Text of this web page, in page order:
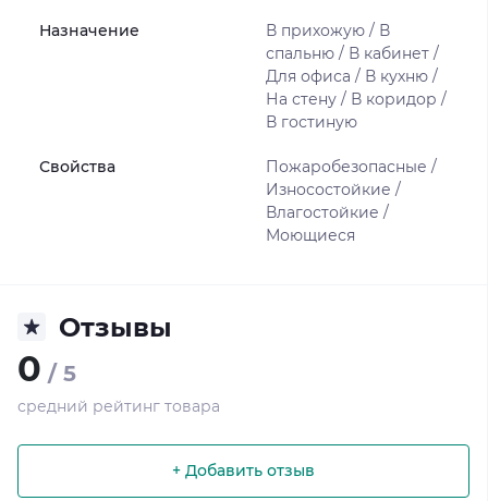
Назначение
В прихожую / В
спальню / В кабинет /
Для офиса / В кухню /
На стену / В коридор /
В гостиную
Свойства
Пожаробезопасные /
Износостойкие /
Влагостойкие /
Моющиеся
Отзывы
0 / 5
средний рейтинг товара
+ Добавить отзыв